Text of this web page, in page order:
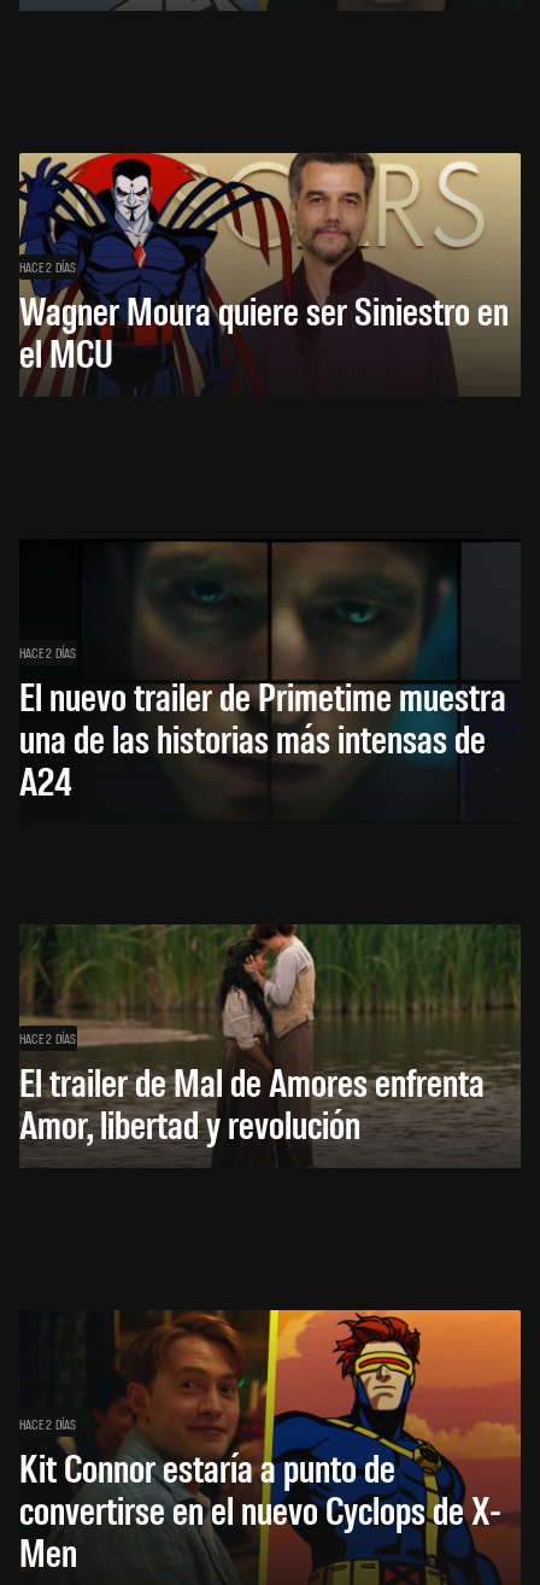
HACE 2 DÍAS
Wagner Moura quiere ser Siniestro en
el MCU
HACE 2 DÍAS
El nuevo trailer de Primetime muestra
una de las historias más intensas de
A24
HACE 2 DÍAS
El trailer de Mal de Amores enfrenta
Amor, libertad y revolución
HACE 2 DÍAS
Kit Connor estaría a punto de
convertirse en el nuevo Cyclops de X-
Men